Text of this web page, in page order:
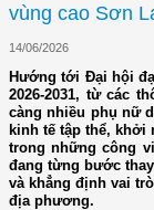
vùng cao Sơn
14/06/2026
Hướng tới Đại hội
2026-2031, từ các
càng nhiều phụ nữ
kinh tế tập thể, khởi
trong những công
đang từng bước
và khẳng định vai
địa phương.